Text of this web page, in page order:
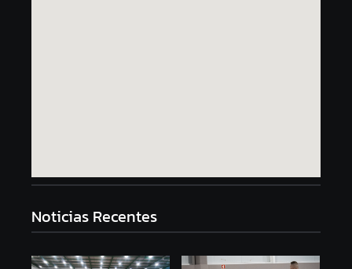
Noticias Recentes